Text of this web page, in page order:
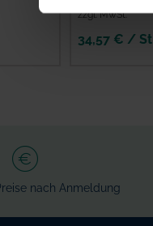
zzgl. MwSt.
34,57 € / St
nach Anmeldung